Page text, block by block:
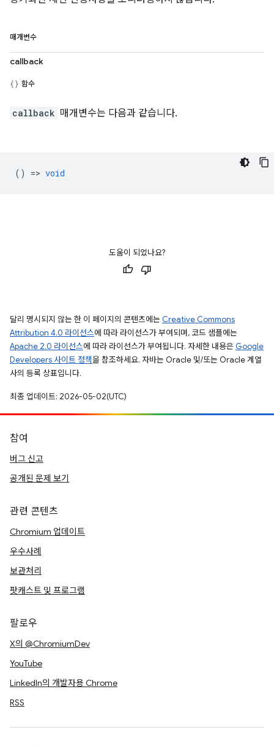
매개변수
callback
함수
callback 매개변수는 다음과 같습니다.
() => void
도움이 되었나요?
달리 명시되지 않는 한 이 페이지의 콘텐츠에는 Creative Commons
Attribution 4.0 라이선스에 따라 라이선스가 부여되며, 코드 샘플에는
Apache 2.0 라이선스에 따라 라이선스가 부여됩니다. 자세한 내용은 Google
Developers 사이트 정책을 참조하세요. 자바는 Oracle 및/또는 Oracle 계열
사의 등록 상표입니다.
최종 업데이트: 2026-05-02(UTC)
참여
버그 신고
공개된 문제 보기
관련 콘텐츠
Chromium 업데이트
우수사례
보관처리
팟캐스트 및 프로그램
팔로우
X의 @ChromiumDev
YouTube
LinkedIn의 개발자용 Chrome
RSS